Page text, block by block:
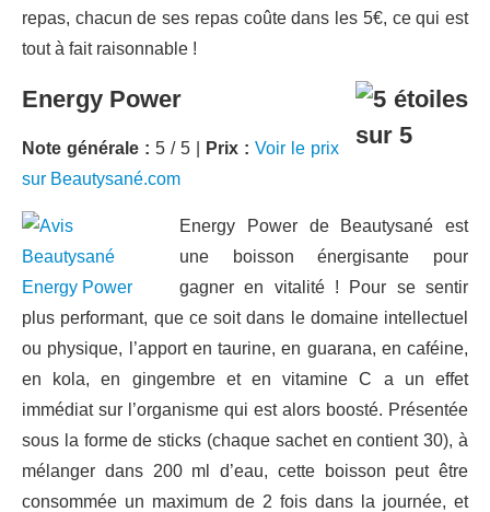
repas, chacun de ses repas coûte dans les 5€, ce qui est
tout à fait raisonnable !
Energy Power
Note générale : 5 / 5 | Prix : Voir le prix
sur Beautysané.com
Energy Power de Beautysané est
une boisson énergisante pour
gagner en vitalité ! Pour se sentir
plus performant, que ce soit dans le domaine intellectuel
ou physique, l’apport en taurine, en guarana, en caféine,
en kola, en gingembre et en vitamine C a un effet
immédiat sur l’organisme qui est alors boosté. Présentée
sous la forme de sticks (chaque sachet en contient 30), à
mélanger dans 200 ml d’eau, cette boisson peut être
consommée un maximum de 2 fois dans la journée, et